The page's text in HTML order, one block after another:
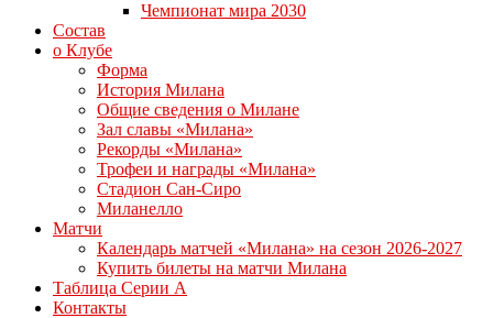
Чемпионат мира 2030
Состав
о Клубе
Форма
История Милана
Общие сведения о Милане
Зал славы «Милана»
Рекорды «Милана»
Трофеи и награды «Милана»
Стадион Сан-Сиро
Миланелло
Матчи
Календарь матчей «Милана» на сезон 2026-2027
Купить билеты на матчи Милана
Таблица Серии А
Контакты